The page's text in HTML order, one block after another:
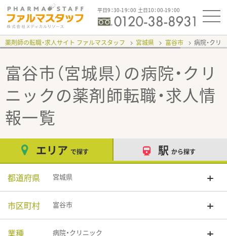
平日9：30-19：00 土日10：00-19：00
薬剤師の転職・求人サイト ファルマスタッフ 宮城県 富谷市 病院・クリ
富谷市（宮城県）の病院・クリ
ニックの薬剤師転職・求人情
報一覧
エリア で探す 駅 から探す
都道府県 宮城県
市区町村 富谷市
業種 病院・クリニック